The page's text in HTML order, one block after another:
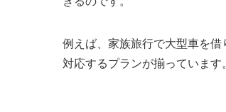
例えば、家族旅行で大型車を
対応するプランが揃っていま